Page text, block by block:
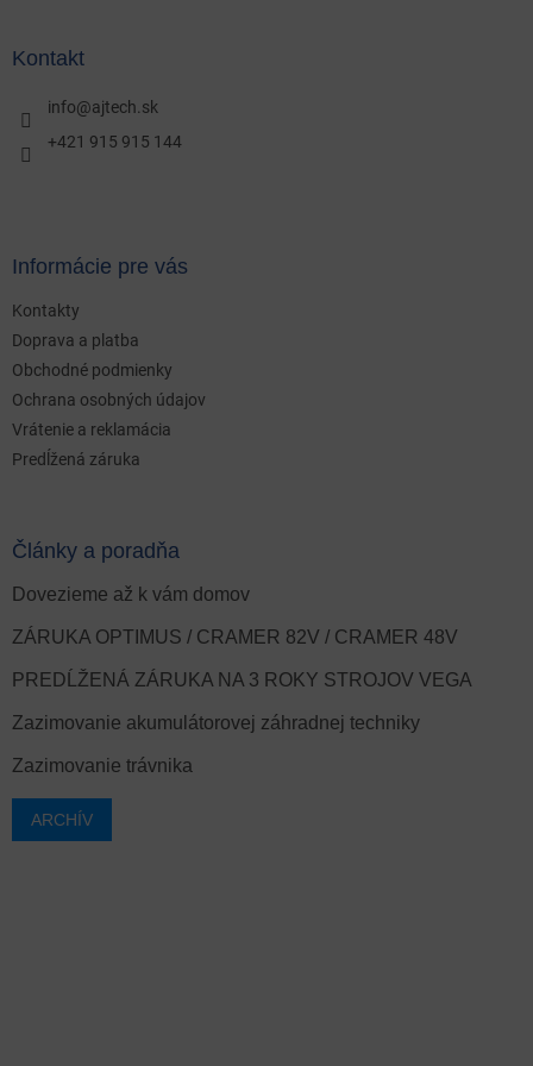
Kontakt
info@ajtech.sk
+421 915 915 144
Informácie pre vás
Kontakty
Doprava a platba
Obchodné podmienky
Ochrana osobných údajov
Vrátenie a reklamácia
Predĺžená záruka
Články a poradňa
Dovezieme až k vám domov
ZÁRUKA OPTIMUS / CRAMER 82V / CRAMER 48V
PREDĹŽENÁ ZÁRUKA NA 3 ROKY STROJOV VEGA
Zazimovanie akumulátorovej záhradnej techniky
Zazimovanie trávnika
ARCHÍV